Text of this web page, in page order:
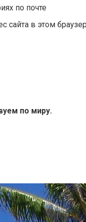
по почте
сайта в этом
по миру.